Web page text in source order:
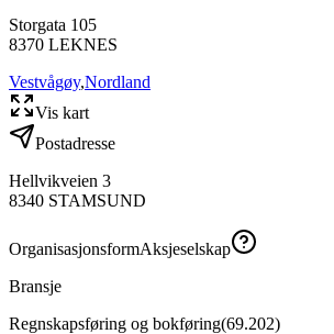
Storgata 105
8370 LEKNES
Vestvågøy,Nordland
Vis kart
Postadresse
Hellvikveien 3
8340 STAMSUND
OrganisasjonsformAksjeselskap
Bransje
Regnskapsføring og bokføring(69.202)